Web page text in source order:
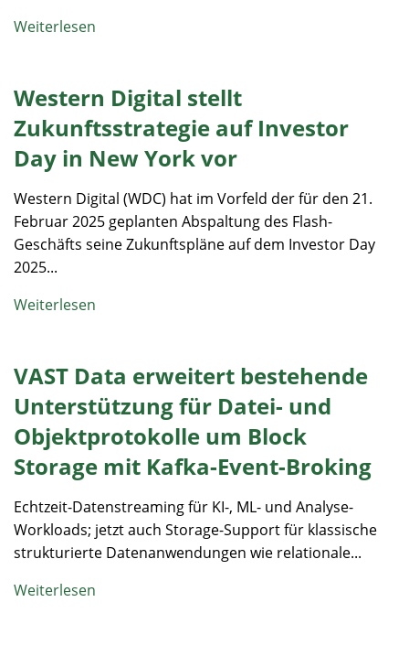
Weiterlesen
Western Digital stellt
Zukunftsstrategie auf Investor
Day in New York vor
Western Digital (WDC) hat im Vorfeld der für den 21.
Februar 2025 geplanten Abspaltung des Flash-
Geschäfts seine Zukunftspläne auf dem Investor Day
2025...
Weiterlesen
VAST Data erweitert bestehende
Unterstützung für Datei- und
Objektprotokolle um Block
Storage mit Kafka-Event-Broking
Echtzeit-Datenstreaming für KI-, ML- und Analyse-
Workloads; jetzt auch Storage-Support für klassische
strukturierte Datenanwendungen wie relationale...
Weiterlesen